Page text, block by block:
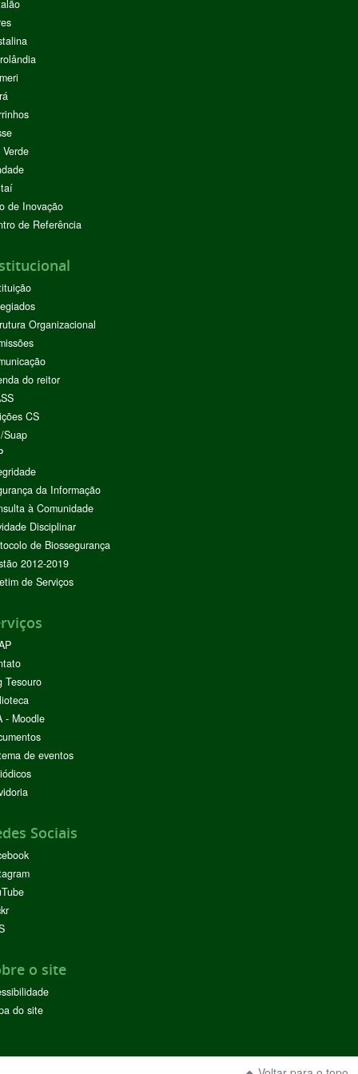
de Inovação
de Referência
Organizacional
do reitor
CS
Suap
da Informação
à Comunidade
Disciplinar
de Biossegurança
2012-2019
de Serviços
Tesouro
- Moodle
de eventos
Sociais
o site
do site